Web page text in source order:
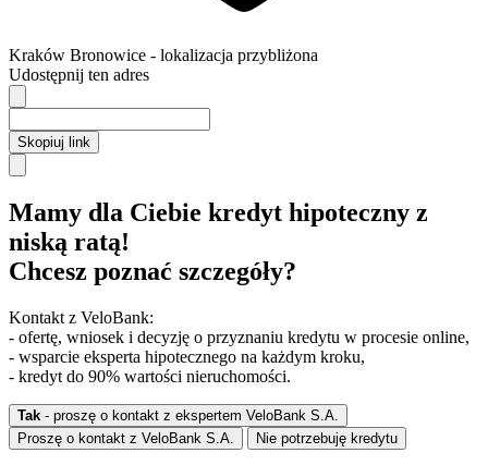
Kraków Bronowice - lokalizacja przybliżona
Udostępnij ten adres
Skopiuj link
Mamy dla Ciebie kredyt hipoteczny z
niską ratą!
Chcesz poznać szczegóły?
Kontakt z VeloBank:
- ofertę, wniosek i decyzję o przyznaniu kredytu w procesie online,
- wsparcie eksperta hipotecznego na każdym kroku,
- kredyt do 90% wartości nieruchomości.
Tak - proszę o kontakt z ekspertem VeloBank S.A.
Proszę o kontakt z VeloBank S.A.
Nie potrzebuję kredytu